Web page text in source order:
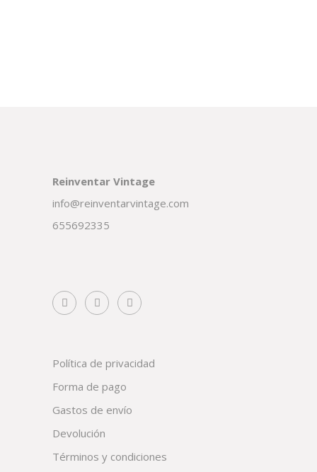
Reinventar Vintage
info@reinventarvintage.com
655692335
Política de privacidad
Forma de pago
Gastos de envío
Devolución
Términos y condiciones